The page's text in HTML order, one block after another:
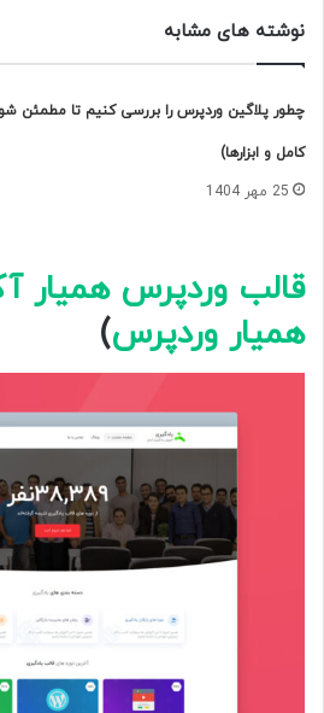
نوشته های مشابه
چطور پلاگین وردپرس را بررسی کنیم تا مطمئن
کامل و ابزارها)
25 مهر 1404
قالب وردپرس همیار
همیار وردپرس)